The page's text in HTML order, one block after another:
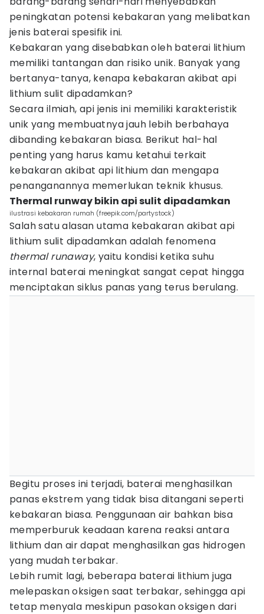
peningkatan potensi kebakaran yang melibatkan
jenis baterai spesifik ini.
Kebakaran yang disebabkan oleh baterai lithium
memiliki tantangan dan risiko unik. Banyak yang
bertanya-tanya, kenapa kebakaran akibat api
lithium sulit dipadamkan?
Secara ilmiah, api jenis ini memiliki karakteristik
unik yang membuatnya jauh lebih berbahaya
dibanding kebakaran biasa. Berikut hal-hal
penting yang harus kamu ketahui terkait
kebakaran akibat api lithium dan mengapa
penanganannya memerlukan teknik khusus.
Thermal runway bikin api sulit dipadamkan
ilustrasi kebakaran rumah (freepik.com/partystock)
Salah satu alasan utama kebakaran akibat api
lithium sulit dipadamkan adalah fenomena
thermal runaway, yaitu kondisi ketika suhu
internal baterai meningkat sangat cepat hingga
menciptakan siklus panas yang terus berulang.
Begitu proses ini terjadi, baterai menghasilkan
panas ekstrem yang tidak bisa ditangani seperti
kebakaran biasa. Penggunaan air bahkan bisa
memperburuk keadaan karena reaksi antara
lithium dan air dapat menghasilkan gas hidrogen
yang mudah terbakar.
Lebih rumit lagi, beberapa baterai lithium juga
melepaskan oksigen saat terbakar, sehingga api
tetap menyala meskipun pasokan oksigen dari